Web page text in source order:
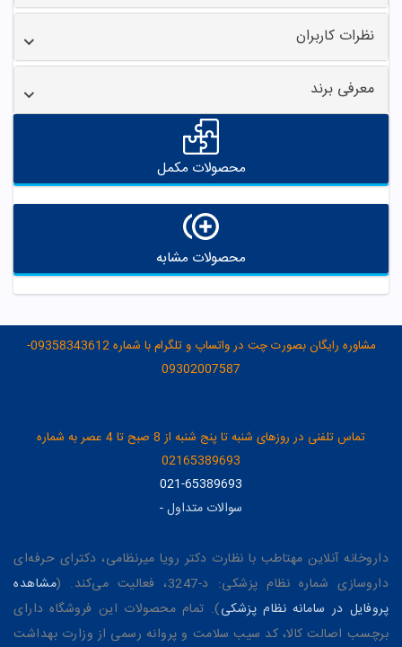
نظرات کاربران
معرفی برند
محصولات مکمل
محصولات مشابه
مشاوره رایگان بصورت چت در واتساپ و تلگرام با شماره 09358343612-
09302007587
تماس تلفنی در روزهای شنبه تا پنج شنبه از 8 صبح تا 4 عصر به شماره
02165389693
021-65389693
سوالات متداول-
داروخانه آنلاین مهتاطب با نظارت دکتر رویا میرنظامی، دکترای حرفه‌ای
داروسازی شماره نظام پزشکی: د-3247، فعالیت می‌کند. (
مشاهده
پروفایل در سامانه نظام پزشکی). تمام محصولات این فروشگاه دارای
برچسب اصالت کالا، کد سیب سلامت و پروانه رسمی از وزارت بهداشت